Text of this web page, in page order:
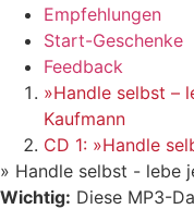
Empfehlungen
Start-Geschenke
Feedback
»Handle selbst –
Kaufmann
CD 1: »Handle
» Handle selbst - lebe
Wichtig: Diese MP3-